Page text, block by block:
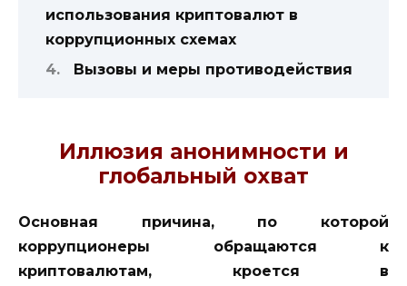
использования криптовалют в
коррупционных схемах
Вызовы и меры противодействия
Иллюзия анонимности и
глобальный охват
Основная причина, по которой
коррупционеры обращаются к
криптовалютам, кроется в